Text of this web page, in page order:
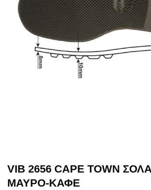
VIB 2656 CAPE TOWN
ΜΑΥΡΟ-ΚΑΦΕ